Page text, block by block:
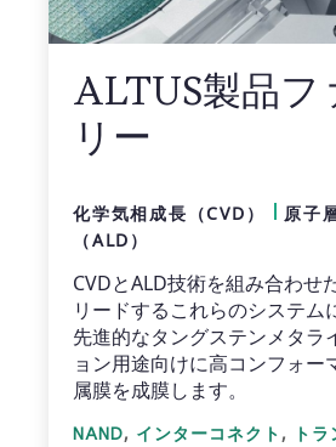
ALTUS製品フ
リー
化学気相成長（CVD）
原子
（ALD）
CVDとALD技術を組み合わせ
リードするこれらのシステム
先進的なタングステンメタラ
ョン用途向けに高コンフォー
属膜を成膜します。
NAND, インターコネクト , ト